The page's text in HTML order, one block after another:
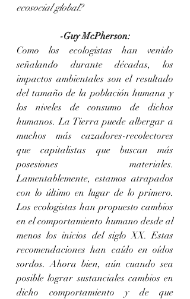
ecosocial global?
-Guy McPherson:
Como los ecologistas han venido
señalando durante décadas, los
impactos ambientales son el resultado
del tamaño de la población humana y
los niveles de consumo de dichos
humanos. La Tierra puede albergar a
muchos más cazadores-recolectores
que capitalistas que buscan más
posesiones materiales.
Lamentablemente, estamos atrapados
con lo último en lugar de lo primero.
Los ecologistas han propuesto cambios
en el comportamiento humano desde al
menos los inicios del siglo XX. Estas
recomendaciones han caído en oídos
sordos. Ahora bien, aún cuando sea
posible lograr sustanciales cambios en
dicho comportamiento y de que